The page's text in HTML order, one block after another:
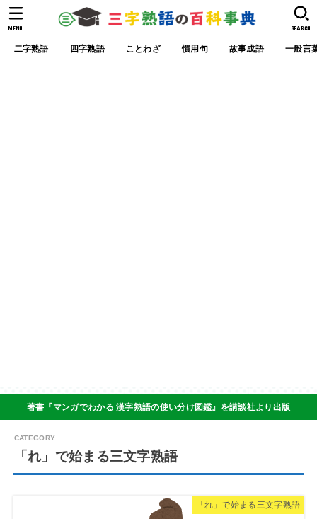
二字熟語 四字熟語 ことわざ 慣用句 故事成語 一般言
SEARCH
MENU
著書『マンガでわかる 漢字熟語の使い分け図鑑』を講談社より出版
「れ」で始まる三文字熟語
「れ」で始まる三文字熟語